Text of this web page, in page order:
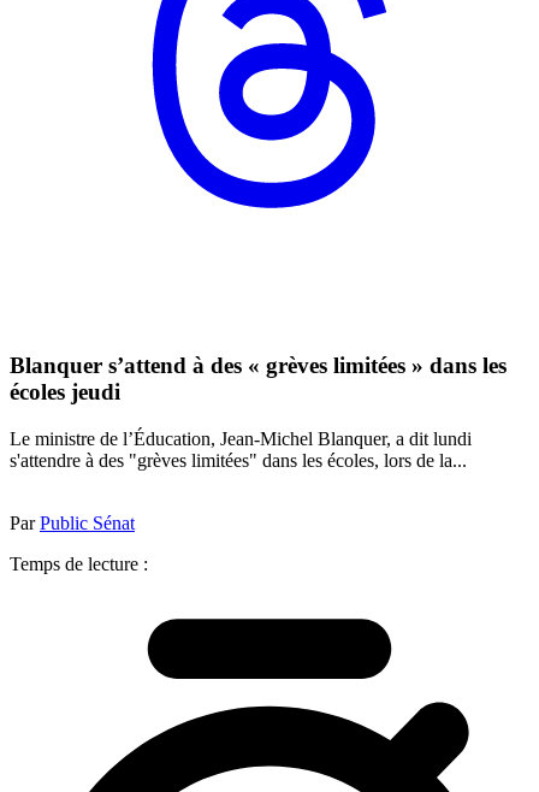
Blanquer s’attend à des « grèves limitées » dans les
écoles jeudi
Le ministre de l’Éducation, Jean-Michel Blanquer, a dit lundi
s'attendre à des "grèves limitées" dans les écoles, lors de la...
ParPublic Sénat
Temps de lecture :